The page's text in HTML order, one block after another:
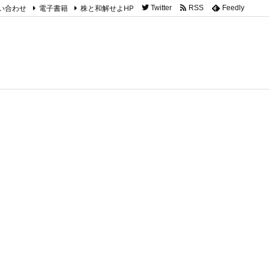
合わせ 電子書籍 株と和解せよHP Twitter RSS Feedly